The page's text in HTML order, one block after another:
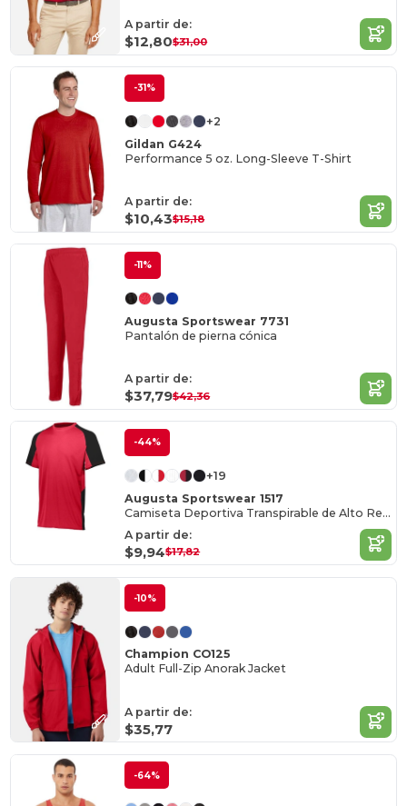
A partir de:
$12,80$31,00
-31%
+2
Gildan G424
Performance 5 oz. Long-Sleeve T-Shirt
A partir de:
$10,43$15,18
-11%
Augusta Sportswear 7731
Pantalón de pierna cónica
A partir de:
$37,79$42,36
-44%
+19
Augusta Sportswear 1517
Camiseta Deportiva Transpirable de Alto Rendimiento
A partir de:
$9,94$17,82
-10%
Champion CO125
Adult Full-Zip Anorak Jacket
A partir de:
$35,77
-64%